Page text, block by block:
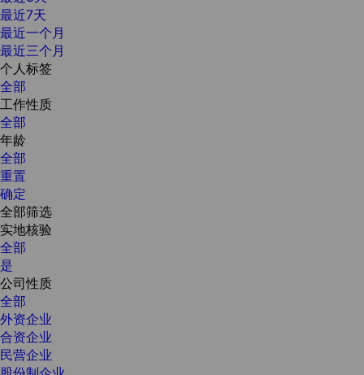
最近7天
最近一个月
最近三个月
个人标签
全部
工作性质
全部
年龄
全部
重置
确定
全部筛选
实地核验
全部
是
公司性质
全部
外资企业
合资企业
民营企业